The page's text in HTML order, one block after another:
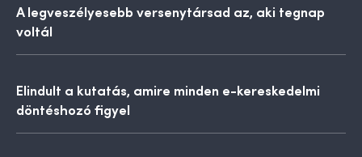
A legveszélyesebb versenytársad az, aki tegnap
voltál
Elindult a kutatás, amire minden e-kereskedelmi
döntéshozó figyel